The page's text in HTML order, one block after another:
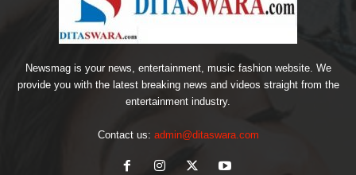
Newsmag is your news, entertainment, music fashion website. We
provide you with the latest breaking news and videos straight from the
entertainment industry.
Contact us: admin@ditaswara.com